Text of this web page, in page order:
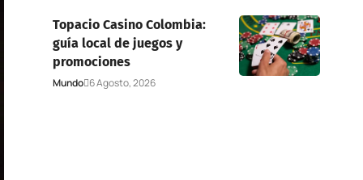
Topacio Casino Colombia:
guía local de juegos y
promociones
Mundo 6 Agosto, 2026